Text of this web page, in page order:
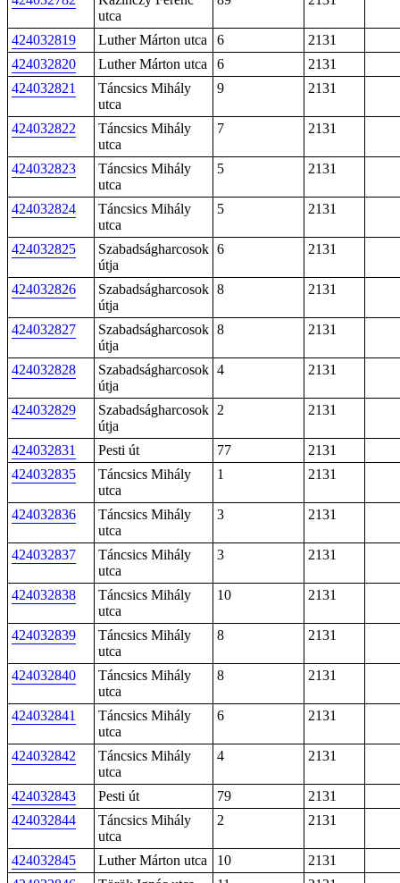
utca
424032819 Luther Márton utca 6
2131
424032820
Luther Márton utca 6
2131
424032821
Táncsics Mihály
utca
9 2131
424032822
Táncsics Mihály
utca
7 2131
424032823
Táncsics Mihály
utca
5 2131
424032824
Táncsics Mihály
utca
5 2131
424032825
Szabadságharcosok
útja
6 2131
424032826
Szabadságharcosok
útja
8 2131
424032827
Szabadságharcosok
útja
8 2131
424032828
Szabadságharcosok
útja
4 2131
424032829
Szabadságharcosok
útja
2 2131
424032831 Pesti út 77
2131
424032835
Táncsics Mihály
utca
1 2131
424032836
Táncsics Mihály
utca
3 2131
424032837
Táncsics Mihály
utca
3 2131
424032838
Táncsics Mihály
utca
10 2131
424032839
Táncsics Mihály
utca
8 2131
424032840
Táncsics Mihály
utca
8 2131
424032841
Táncsics Mihály
utca
6 2131
424032842
Táncsics Mihály
utca
4 2131
424032843 Pesti út 79
2131
424032844
Táncsics Mihály
utca
2 2131
424032845 Luther Márton utca 10
2131